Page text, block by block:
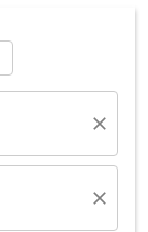
close
close